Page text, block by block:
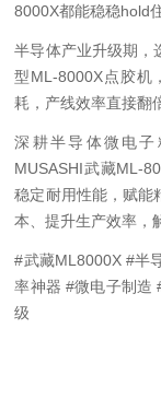
8000X都能稳稳hold
半导体产业升级期，
型ML-8000X点胶机
耗，产线效率直接翻
深耕半导体微电子
MUSASHI武藏ML-
稳定耐用性能，赋能
本、提升生产效率，
#武藏ML8000X #半
率神器 #微电子制造
级